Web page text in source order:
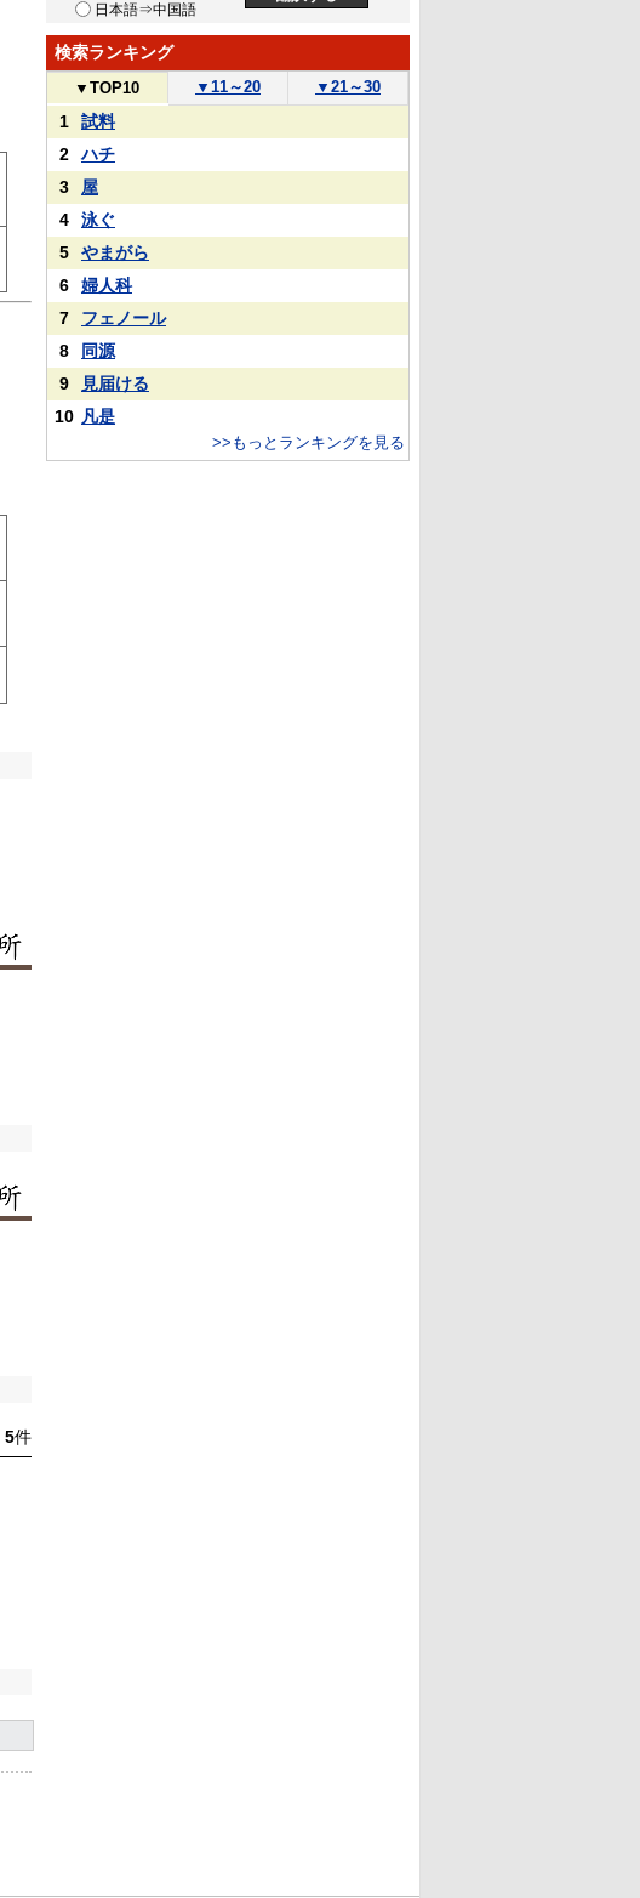
5件
日本語⇒中国語
検索ランキング
▼ TOP10 ▼ 11～20 ▼ 21～30
1
試料
2
ハチ
3
屋
4
泳ぐ
5
やまがら
6
婦人科
7
フェノール
8
同源
9
見届ける
10 凡是
>>もっとランキングを見る